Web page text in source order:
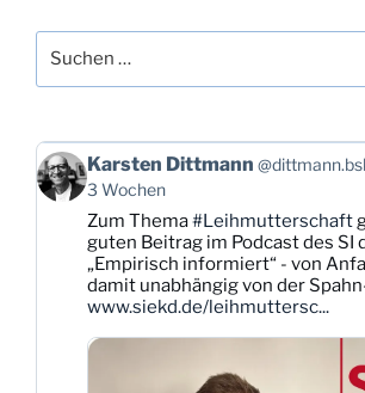
nach:
Beitrag
von
Karsten
Dittmann
Bluesky
ansehen
Karsten Dittmann
3 Wochen
Zum Thema#Leihmutterschaft
guten Beitrag im Podcast des SI
„Empirisch informiert“ - von
damit unabhängig von der
www.siekd.de/leihmuttersc...